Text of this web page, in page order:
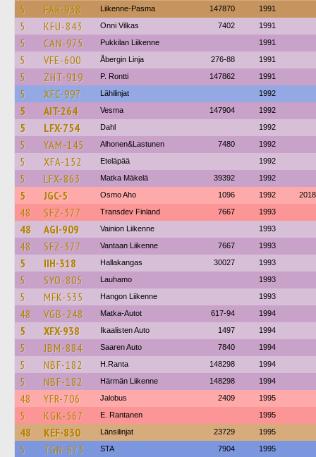
5 FAR-938 Liikenne-Pasma 147870 1991
5 KFU-843 Onni Vilkas 7402 1991
5 CAN-975 Pukkilan Liikenne 1991
5 VFE-600 Åbergin Linja 276-88 1991
5 ZHT-919 P. Rontti 147862 1991
5 XFC-997 Lähilinjat 1992
5 AIT-264 Vesma 147904 1992
5 LFX-754 Dahl 1992
5 YAM-145 Alhonen&Lastunen 7480 1992
5 XFA-152 Eteläpää 1992
5 LFX-863 Matka Mäkelä 39392 1992
5 JGC-5 Osmo Aho 1096 1992 2018
48 SFZ-377 Transdev Finland 7667 1993
48 AGI-909 Vainion Liikenne 1993
48 SFZ-377 Vantaan Liikenne 7667 1993
5 IIH-318 Hallakangas 30027 1993
5 SYO-805 Lauhamo 1993
5 MFK-535 Hangon Liikenne 1993
48 VGB-248 Matka-Autot 617-94 1994
5 XFX-938 Ikaalisten Auto 1497 1994
5 JBM-884 Saaren Auto 7840 1994
5 NBF-182 H.Ranta 148298 1994
5 NBF-182 Härmän Liikenne 148298 1994
48 YFR-706 Jalobus 2409 1995
5 KGK-567 E. Rantanen 1995
48 KEF-830 Länsilinjat 23729 1995
5 TGN-873 STA 7904 1995